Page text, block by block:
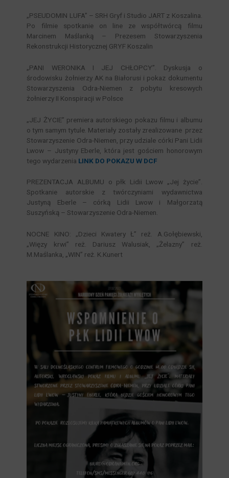
„PSEUDOMIN LUFA” – SRH Gryf i Studio JART z Koszalina.
Po filmie spotkanie on line ze współtwórcą filmu
Marcinem Maślanką – Prezesem Stowarzyszenia
Rekonstrukcji Historycznej GRYF Koszalin
„PANI WERONIKA I JEJ CHŁOPCY”. Dyskusja o
środowisku żołnierzy AK na Białorusi i pokaz dokumentu
Stowarzyszenia Odra-Niemen z pobytu kresowych
żołnierzy II Konspiracji w Polsce
„JEJ ŻYCIE” premiera autorskiego pokazu filmu i albumu
o tym samym tytule. Materiały zostały zrealizowane przez
Stowarzyszenie Odra-Niemen, przy udziale córki Pani Lidii
Lwow – Justyny Eberle, która jest gościem honorowym
tego wydarzenia LINK DO POKAZU W DCF
PREZENTACJA ALBUMU o płk Lidii Lwow „Jej życie”.
Spotkanie autorskie z twórczyniami wydawnictwa
Justyną Eberle – córką Lidii Lwow i Małgorzatą
Suszyńską – Stowarzyszenie Odra-Niemen.
NOCNE KINO: „Dzieci Kwatery Ł” reż. A.Gołębiewski,
„Więzy krwi” reż. Dariusz Walusiak, „Żelazny” reż.
M.Maślanka, „WIN” reż. K.Kunert